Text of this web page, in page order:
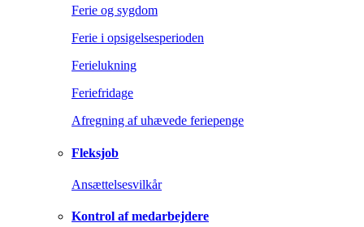
Ferie og sygdom
Ferie i opsigelsesperioden
Ferielukning
Feriefridage
Afregning af uhævede feriepenge
Fleksjob
Ansættelsesvilkår
Kontrol af medarbejdere